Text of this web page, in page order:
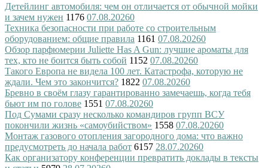
Детейлинг автомобиля: чем он отличается от обычной мойки
и зачем нужен 1176 07.08.20260
Техника безопасности при работе со строительным
оборудованием: общие правила 1161 07.08.20260
Обзор парфюмерии Juliette Has A Gun: лучшие ароматы для
тех, кто не боится быть собой 1152 07.08.20260
Такого Европа не видела 100 лет. Катастрофа, которую не
ждали. Чем это закончится? 1822 07.08.20260
Бревно в своём глазу гарантированно замечаешь, когда тебя
бьют им по голове 1551 07.08.20260
Под Сумами сразу несколько командиров групп ВСУ
покончили жизнь «самоубийством» 1558 07.08.20260
Монтаж газового отопления загородного дома: что важно
предусмотреть до начала работ 6157 28.07.20260
Как организатору конференции превратить доклады в тексты